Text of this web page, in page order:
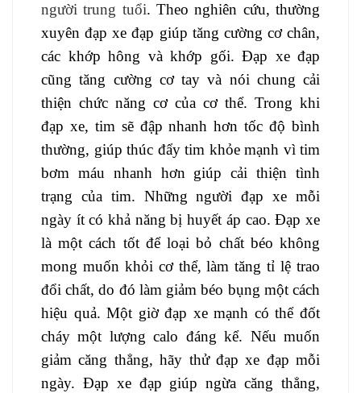
người trung tuổi. Theo nghiên cứu,thường
xuyên đạp xe đạp giúp tăng cường cơ chân,
các khớp hông và khớp gối. Đạp xe đạp
cũng tăng cường cơ tay và nói chung cải
thiện chức năng cơ của cơ thể. Trong khi
đạp xe, tim sẽ đập nhanh hơn tốc độ bình
thường, giúp thúc đẩy tim khỏe mạnh vì tim
bơm máu nhanh hơn giúp cải thiện tình
trạng của tim. Những người đạp xe mỗi
ngày ít có khả năng bị huyết áp cao. Đạp xe
là một cách tốt để loại bỏ chất béo không
mong muốn khỏi cơ thể, làm tăng tỉ lệ trao
đổi chất, do đó làm giảm béo bụng một cách
hiệu quả. Một giờ đạp xe mạnh có thể đốt
cháy một lượng calo đáng kể. Nếu muốn
giảm căng thẳng, hãy thử đạp xe đạp mỗi
ngày. Đạp xe đạp giúp ngừa căng thẳng,